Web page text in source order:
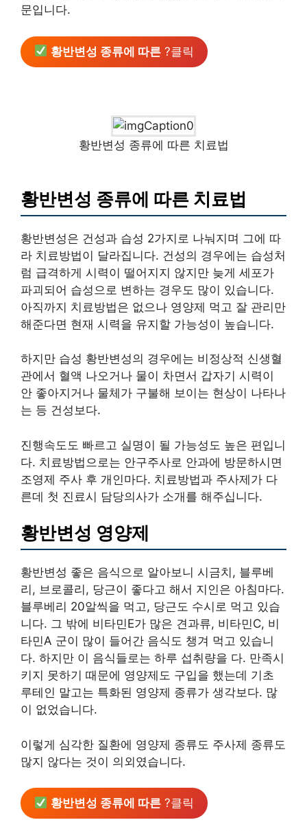
문입니다.
황반변성 종류에 따른 ?클릭
황반변성 종류에 따른 치료법
황반변성 종류에 따른 치료법
황반변성은 건성과 습성 2가지로 나눠지며 그에 따
라 치료방법이 달라집니다. 건성의 경우에는 습성처
럼 급격하게 시력이 떨어지지 않지만 늦게 세포가
파괴되어 습성으로 변하는 경우도 많이 있습니다.
아직까지 치료방법은 없으나 영양제 먹고 잘 관리만
해준다면 현재 시력을 유지할 가능성이 높습니다.
하지만 습성 황반변성의 경우에는 비정상적 신생혈
관에서 혈액 나오거나 물이 차면서 갑자기 시력이
안 좋아지거나 물체가 구불해 보이는 현상이 나타나
는 등 건성보다.
진행속도도 빠르고 실명이 될 가능성도 높은 편입니
다. 치료방법으로는 안구주사로 안과에 방문하시면
조영제 주사 후 개인마다. 치료방법과 주사제가 다
른데 첫 진료시 담당의사가 소개를 해주십니다.
황반변성 영양제
황반변성 좋은 음식으로 알아보니 시금치, 블루베
리, 브로콜리, 당근이 좋다고 해서 지인은 아침마다.
블루베리 20알씩을 먹고, 당근도 수시로 먹고 있습
니다. 그 밖에 비타민E가 많은 견과류, 비타민C, 비
타민A 군이 많이 들어간 음식도 챙겨 먹고 있습니
다. 하지만 이 음식들로는 하루 섭취량을 다. 만족시
키지 못하기 때문에 영양제도 구입을 했는데 기초
루테인 말고는 특화된 영양제 종류가 생각보다. 많
이 없었습니다.
이렇게 심각한 질환에 영양제 종류도 주사제 종류도
많지 않다는 것이 의외였습니다.
황반변성 종류에 따른 ?클릭